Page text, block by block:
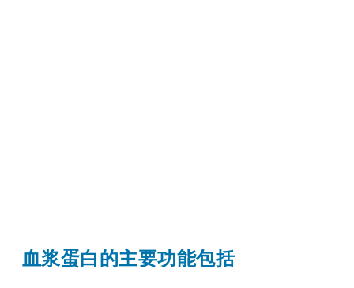
血浆蛋白的主要功能包括